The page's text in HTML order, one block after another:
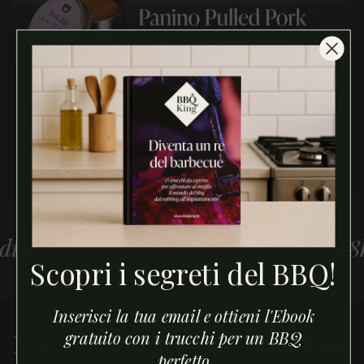
Pulled Pork
in 24/48hSpedizione in 24/48h
L'accessorio per ogni occasione
Scopri i segreti del BBQ!
Inserisci la tua email e ottieni l'Ebook
gratuito con i trucchi per un BBQ